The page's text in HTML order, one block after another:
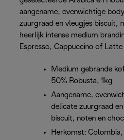
aangename, evenwichtige
zuurgraad en vleugjes biscuit,
heerlijk intense medium
Espresso, Cappuccino of
Medium gebrande
50% Robusta, 1kg
Aangename,
delicate zuurgraad
biscuit, noten en
Herkomst: